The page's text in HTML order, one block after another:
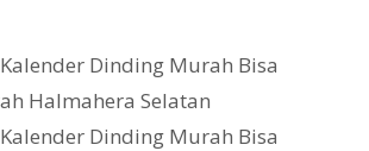
Kalender Dinding Murah Bisa
Halmahera Selatan
Kalender Dinding Murah Bisa